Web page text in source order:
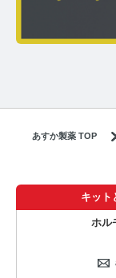
あすか製薬 TOP
キット
ホル